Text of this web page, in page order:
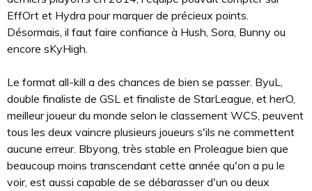
EffOrt et Hydra pour marquer de précieux points.
Désormais, il faut faire confiance à Hush, Sora, Bunny ou
encore sKyHigh.
Le format all-kill a des chances de bien se passer. ByuL,
double finaliste de GSL et finaliste de StarLeague, et herO,
meilleur joueur du monde selon le classement WCS, peuvent
tous les deux vaincre plusieurs joueurs s'ils ne commettent
aucune erreur. Bbyong, très stable en Proleague bien que
beaucoup moins transcendant cette année qu'on a pu le
voir, est aussi capable de se débarasser d'un ou deux